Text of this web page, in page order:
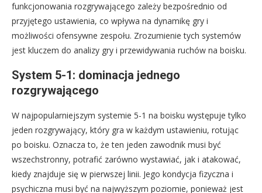
funkcjonowania rozgrywającego zależy bezpośrednio od
przyjętego ustawienia, co wpływa na dynamikę gry i
możliwości ofensywne zespołu. Zrozumienie tych systemów
jest kluczem do analizy gry i przewidywania ruchów na boisku.
System 5-1: dominacja jednego
rozgrywającego
W najpopularniejszym systemie 5-1 na boisku występuje tylko
jeden rozgrywający, który gra w każdym ustawieniu, rotując
po boisku. Oznacza to, że ten jeden zawodnik musi być
wszechstronny, potrafić zarówno wystawiać, jak i atakować,
kiedy znajduje się w pierwszej linii. Jego kondycja fizyczna i
psychiczna musi być na najwyższym poziomie, ponieważ jest